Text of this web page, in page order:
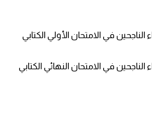
في الامتحان الأولي الكتابي
في الامتحان النهائي الكتابي